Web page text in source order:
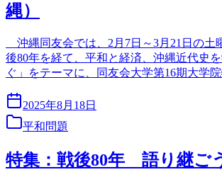
縄）
沖縄同友会では、2月7日～3月21日の土
後80年を経て、平和と経済、沖縄近代史
ぐ」をテーマに、同友会大学第16期大学
2025年8月18日
平和問題
特集：戦後80年 語り継ご